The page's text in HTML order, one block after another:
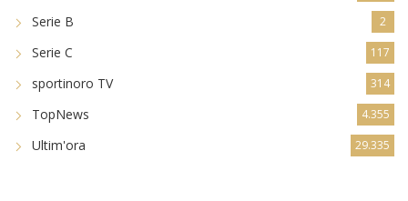
Serie B 2
Serie C 117
sportinoro TV 314
TopNews 4.355
Ultim'ora 29.335